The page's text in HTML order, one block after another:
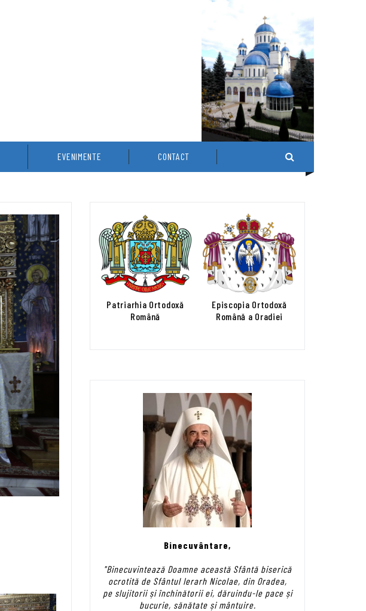
EVENIMENTE CONTACT
Patriarhia Ortodoxă
Română
Episcopia Ortodoxă
Română a Oradiei
Binecuvântare,
"Binecuvintează Doamne această Sfântă biserică
ocrotită de Sfântul Ierarh Nicolae, din Oradea,
pe slujitorii și închinătorii ei, dăruindu-le pace și
bucurie, sănătate și mântuire.